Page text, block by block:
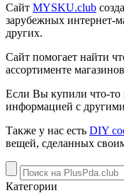
Сайт MYSKU.club
зарубежных интернет-
других.
Сайт помогает найти
ассортименте
Если Вы купили что-то
информацией с
Также у нас есть DIY
вещей, сделанных
Категории